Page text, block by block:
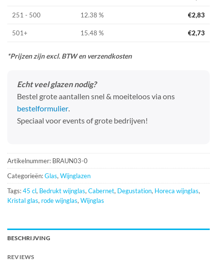
251 - 500 12.38 % €2,83
501+ 15.48 % €2,73
*Prijzen zijn excl. BTW en verzendkosten
Echt veel glazen nodig?
Bestel grote aantallen snel & moeiteloos via ons
bestelformulier.
Speciaal voor events of grote bedrijven!
Artikelnummer: BRAUN03-0
Categorieën:Glas, Wijnglazen
Tags:45 cl, Bedrukt wijnglas, Cabernet, Degustation, Horeca wijnglas,
Kristal glas, rode wijnglas, Wijnglas
BESCHRIJVING
REVIEWS